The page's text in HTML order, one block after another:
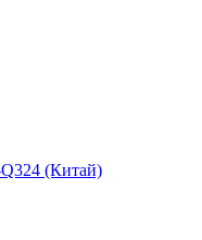
(Китай)